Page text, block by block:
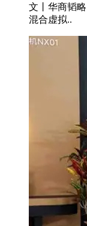
文丨华商韬
混合虚拟..